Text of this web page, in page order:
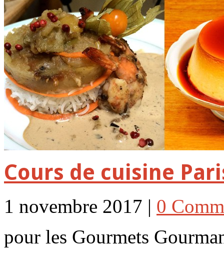
Cours de cuisine
1 novembre 2017 | 0
pour les Gourmets